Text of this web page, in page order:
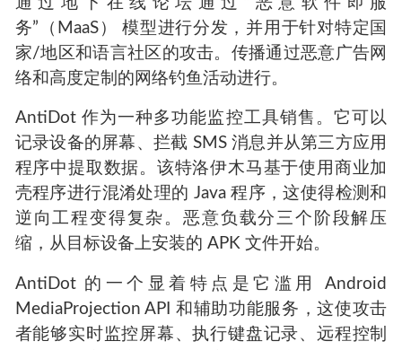
务”（MaaS） 模型进行分发，并用于针对特定国
家/地区和语言社区的攻击。传播通过恶意广告网
络和高度定制的网络钓鱼活动进行。
AntiDot 作为一种多功能监控工具销售。它可以
记录设备的屏幕、拦截 SMS 消息并从第三方应用
程序中提取数据。该特洛伊木马基于使用商业加
壳程序进行混淆处理的 Java 程序，这使得检测和
逆向工程变得复杂。恶意负载分三个阶段解压
缩，从目标设备上安装的 APK 文件开始。
AntiDot 的一个显着特点是它滥用 Android
MediaProjection API 和辅助功能服务，这使攻击
者能够实时监控屏幕、执行键盘记录、远程控制